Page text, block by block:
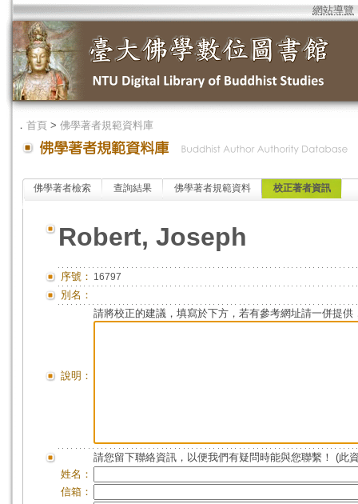
網站導覽
． 首頁 > 佛學著者規範資料庫
佛學著者檢索 查詢結果 佛學著者規範資料 校正著者資訊
Robert, Joseph
序號： 16797
別名：
說明：
請將校正的建議，填寫於下方，若有參考網址請一併提供
請您留下聯絡資訊，以便我們有疑問時能與您聯繫！ (此
姓名：
信箱：